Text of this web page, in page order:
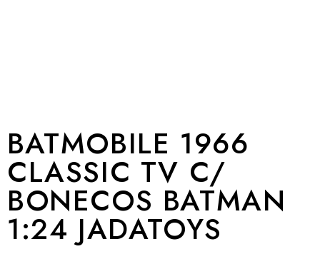
BATMOBILE 1966
CLASSIC TV C/
BONECOS BATMAN
1:24 JADATOYS